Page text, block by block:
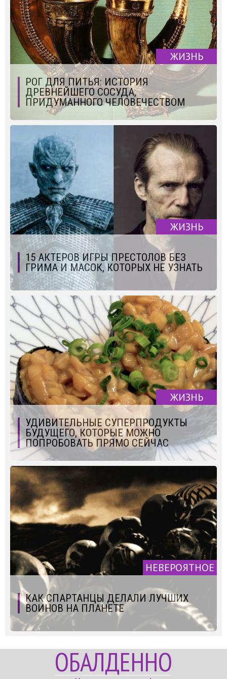
ЖИЗНЬ
РОГ ДЛЯ ПИТЬЯ: ИСТОРИЯ
ДРЕВНЕЙШЕГО СОСУДА,
ПРИДУМАННОГО ЧЕЛОВЕЧЕСТВОМ
ЖИЗНЬ
15 АКТЕРОВ ИГРЫ ПРЕСТОЛОВ БЕЗ
ГРИМА И МАСОК, КОТОРЫХ НЕ УЗНАТЬ
ЖИЗНЬ
УДИВИТЕЛЬНЫЕ СУПЕРПРОДУКТЫ
БУДУЩЕГО, КОТОРЫЕ МОЖНО
ПОПРОБОВАТЬ ПРЯМО СЕЙЧАС
НЕВЕРОЯТНОЕ
КАК СПАРТАНЦЫ ДЕЛАЛИ ЛУЧШИХ
ВОИНОВ НА ПЛАНЕТЕ
ОБАЛДЕННО